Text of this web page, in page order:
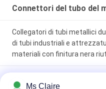
Connettori del tubo del
Collegatori di tubi metallici
di tubi industriali e
materiali con finitura nera
Ms Claire